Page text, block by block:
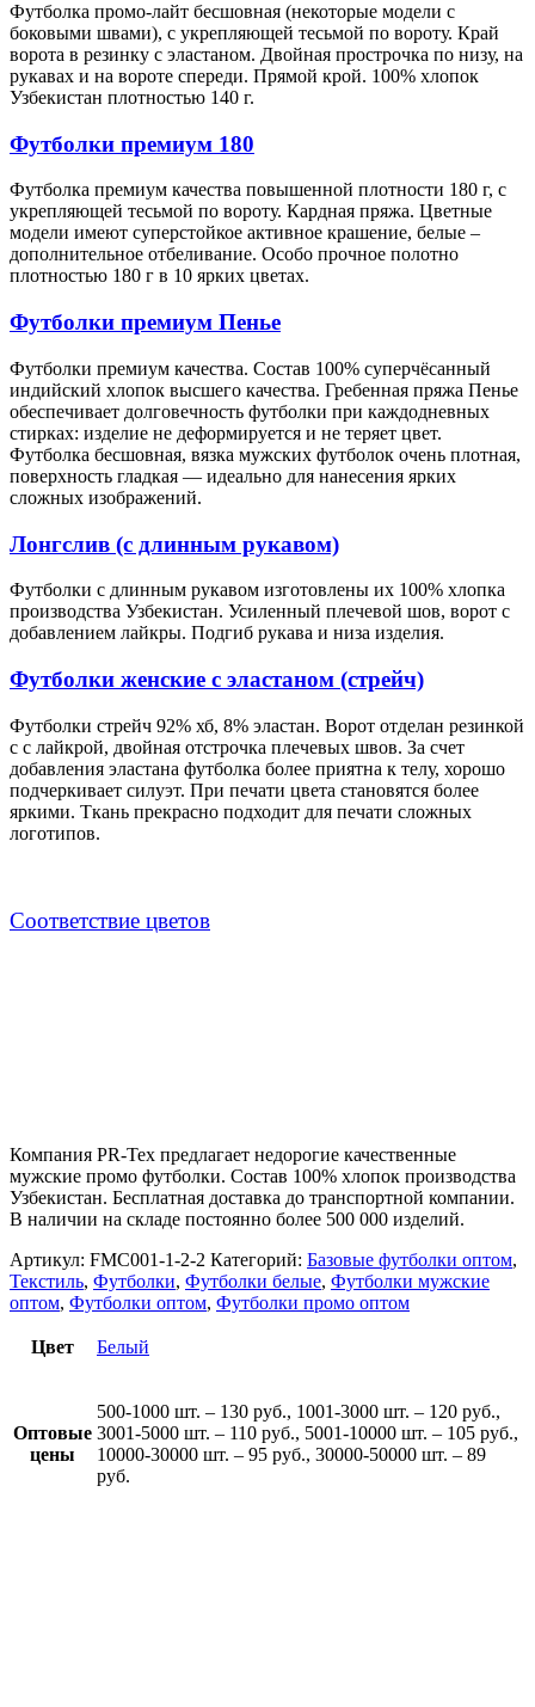
Футболка промо-лайт бесшовная (некоторые модели с
боковыми швами), с укрепляющей тесьмой по вороту. Край
ворота в резинку с эластаном. Двойная прострочка по низу, на
рукавах и на вороте спереди. Прямой крой. 100% хлопок
Узбекистан плотностью 140 г.
Футболки премиум 180
Футболка премиум качества повышенной плотности 180 г, с
укрепляющей тесьмой по вороту. Кардная пряжа. Цветные
модели имеют суперстойкое активное крашение, белые –
дополнительное отбеливание. Особо прочное полотно
плотностью 180 г в 10 ярких цветах.
Футболки премиум Пенье
Футболки премиум качества. Состав 100% суперчёсанный
индийский хлопок высшего качества. Гребенная пряжа Пенье
обеспечивает долговечность футболки при каждодневных
стирках: изделие не деформируется и не теряет цвет.
Футболка бесшовная, вязка мужских футболок очень плотная,
поверхность гладкая — идеально для нанесения ярких
сложных изображений.
Лонгслив (с длинным рукавом)
Футболки с длинным рукавом изготовлены их 100% хлопка
производства Узбекистан. Усиленный плечевой шов, ворот с
добавлением лайкры. Подгиб рукава и низа изделия.
Футболки женские с эластаном (стрейч)
Футболки стрейч 92% хб, 8% эластан. Ворот отделан резинкой
с с лайкрой, двойная отстрочка плечевых швов. За счет
добавления эластана футболка более приятна к телу, хорошо
подчеркивает силуэт. При печати цвета становятся более
яркими. Ткань прекрасно подходит для печати сложных
логотипов.
Cоответствие цветов
Компания PR-Tex предлагает недорогие качественные
мужские промо футболки. Состав 100% хлопок производства
Узбекистан. Бесплатная доставка до транспортной компании.
В наличии на складе постоянно более 500 000 изделий.
Артикул: FMC001-1-2-2 Категорий: Базовые футболки оптом,
Текстиль, Футболки, Футболки белые, Футболки мужские
оптом, Футболки оптом, Футболки промо оптом
Цвет Белый
Оптовые
цены
500-1000 шт. – 130 руб., 1001-3000 шт. – 120 руб.,
3001-5000 шт. – 110 руб., 5001-10000 шт. – 105 руб.,
10000-30000 шт. – 95 руб., 30000-50000 шт. – 89
руб.